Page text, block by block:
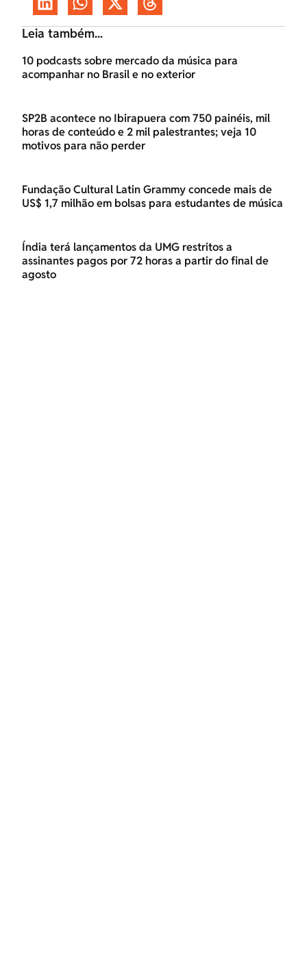
Leia também...
10 podcasts sobre mercado da música para
acompanhar no Brasil e no exterior
SP2B acontece no Ibirapuera com 750 painéis, mil
horas de conteúdo e 2 mil palestrantes; veja 10
motivos para não perder
Fundação Cultural Latin Grammy concede mais de
US$ 1,7 milhão em bolsas para estudantes de música
Índia terá lançamentos da UMG restritos a
assinantes pagos por 72 horas a partir do final de
agosto